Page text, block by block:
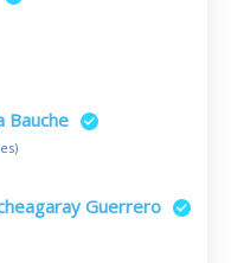
Bauche
Guerrero